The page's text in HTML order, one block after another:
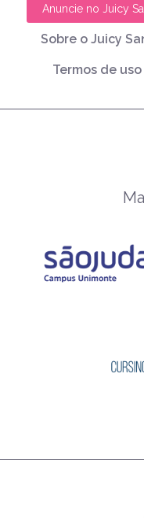
Anuncie no Juicy
Sobre o Juicy
Termos de